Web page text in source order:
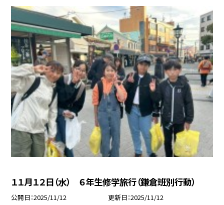
１１月１２日（水） ６年生修学旅行（鎌倉班別行動）
公開日 2025/11/12 更新日 2025/11/12